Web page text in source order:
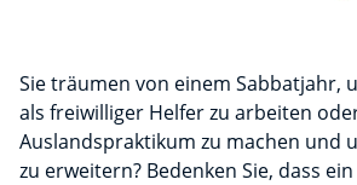
Sie träumen von einem Sabbatjahr,
als freiwilliger Helfer zu arbeiten
Auslandspraktikum zu machen und
zu erweitern? Bedenken Sie, dass